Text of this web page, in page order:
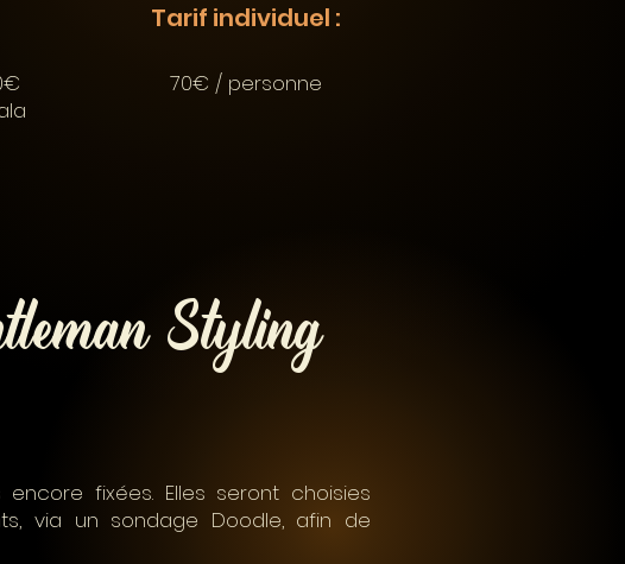
Tarif individuel :
70€ / personne
Styling
fixées. Elles seront choisies
via un sondage Doodle, afin de